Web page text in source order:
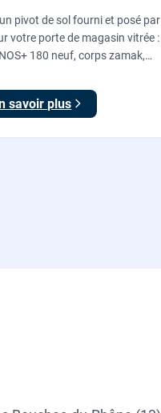
pivot de sol fourni et posé par
votre porte de magasin vitrée :
180 neuf, corps zamak,
réglage et essais. 995 euros HT
savoir plus